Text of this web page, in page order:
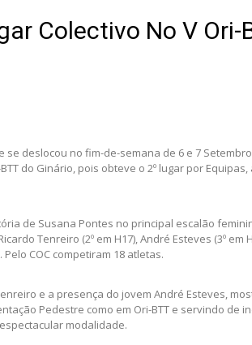
Colectivo No V Ori-
se deslocou no fim-de-semana de 6 e 7
do Ginário, pois obteve o 2º lugar por
de Susana Pontes no principal escalão
Tenreiro (2º em H17), André Esteves (3º em
Pelo COC competiram 18 atletas.
e a presença do jovem André Esteves,
Pedestre como em Ori-BTT e servindo de
modalidade.